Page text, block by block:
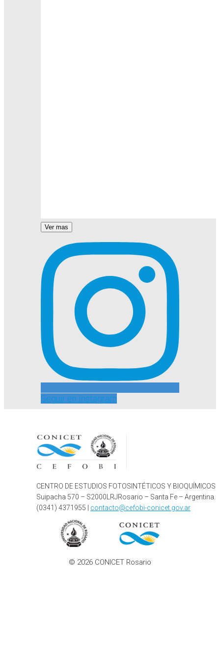
Ver mas
Seguir en Instagram
CENTRO DE ESTUDIOS FOTOSINTÉTICOS Y BIOQUÍMICOS
Suipacha 570 – S2000LRJRosario – Santa Fe – Argentina.
(0341) 4371955 | contacto@cefobi-conicet.gov.ar
© 2026 CONICET Rosario